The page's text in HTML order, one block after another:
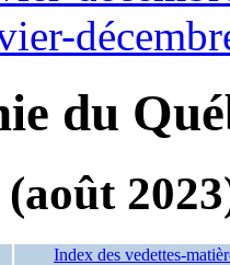
du
Index des vedettes-